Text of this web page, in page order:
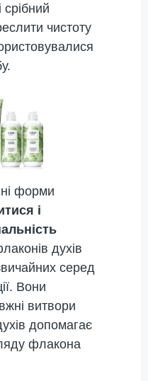
срібний
чистоту
форми
і
духів
серед
Вони
витвори
допомагає
флакона